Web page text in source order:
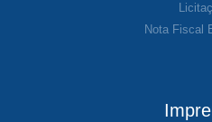
Nota Fiscal